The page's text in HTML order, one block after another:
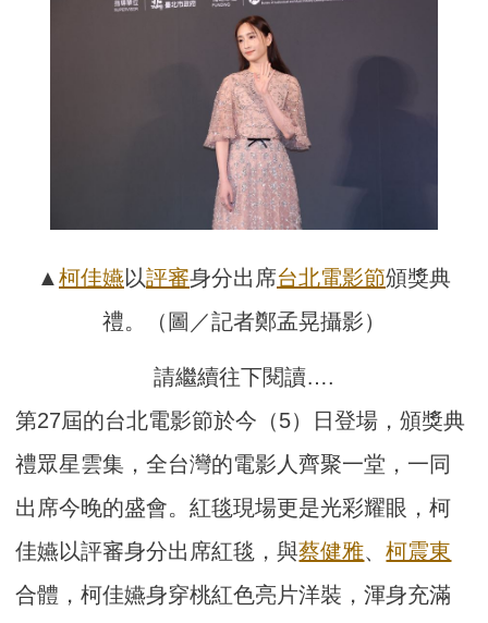
▲柯佳嬿以評審身分出席台北電影節頒獎典
禮。（圖／記者鄭孟晃攝影）
請繼續往下閱讀….
第27屆的台北電影節於今（5）日登場，頒獎典
禮眾星雲集，全台灣的電影人齊聚一堂，一同
出席今晚的盛會。紅毯現場更是光彩耀眼，柯
佳嬿以評審身分出席紅毯，與蔡健雅、柯震東
合體，柯佳嬿身穿桃紅色亮片洋裝，渾身充滿